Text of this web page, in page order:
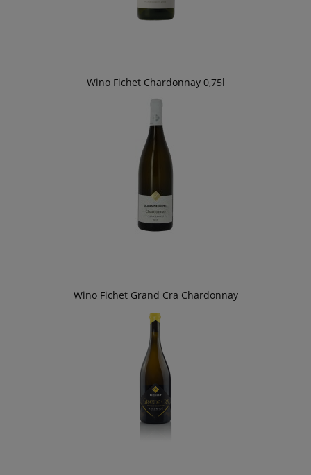
Wino Fichet Chardonnay 0,75l
Wino Fichet Grand Cra Chardonnay